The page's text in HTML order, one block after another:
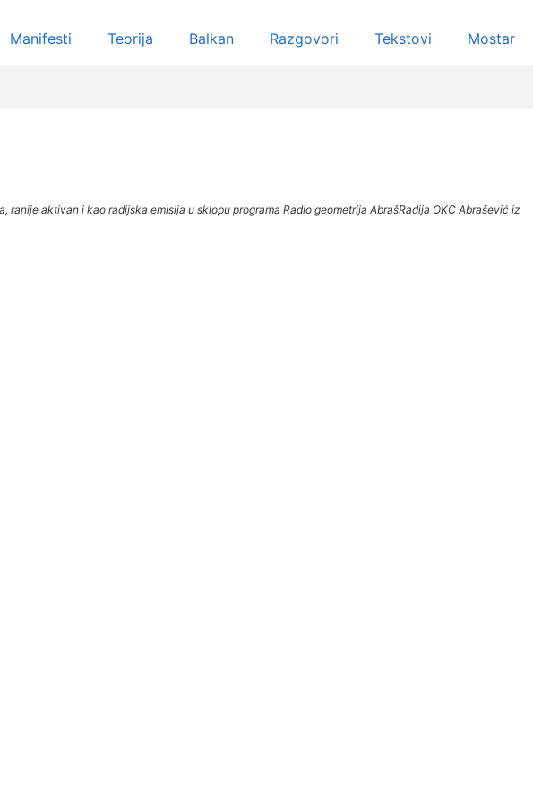
Manifesti Teorija Balkan Razgovori Tekstovi Mostar
aktivan i kao radijska emisija u sklopu programa Radio geometrija AbrašRadija OKC Abrašević iz